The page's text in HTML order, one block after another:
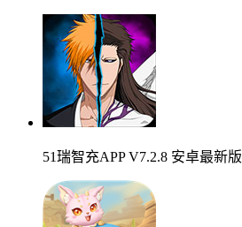
51瑞智充APP V7.2.8 安卓最新版